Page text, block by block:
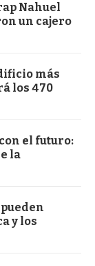
Nahuel
un cajero
más
los 470
el futuro:
la
y los